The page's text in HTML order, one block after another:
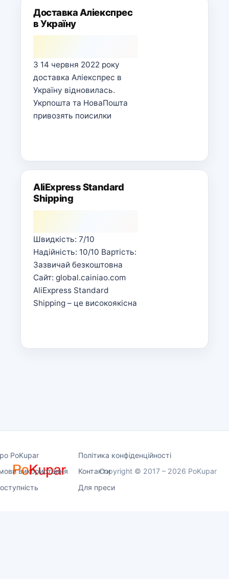
Доставка Аліекспрес
в Україну
З 14 червня 2022 року
доставка Аліекспрес в
Україну відновилась.
Укрпошта та НоваПошта
привозять поисилки
AliExpress Standard
Shipping
Швидкість: 7/10
Надійність: 10/10 Вартість:
Зазвичай безкоштовна
Сайт: global.cainiao.com
AliExpress Standard
Shipping – це високоякісна
PoKupar
Політика конфіденційності
використання
Контакти
Для преси
Copyright © 2017 – 2026 PoKupar